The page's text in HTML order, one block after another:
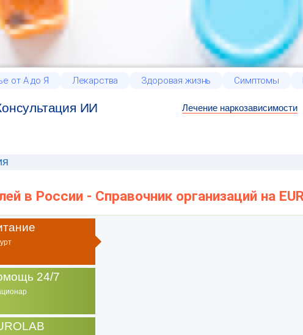
от А до Я Лекарства Здоровая жизнь Симптомы
ИИ Лечение наркозависимости
в России - Справочник организаций на
24/7